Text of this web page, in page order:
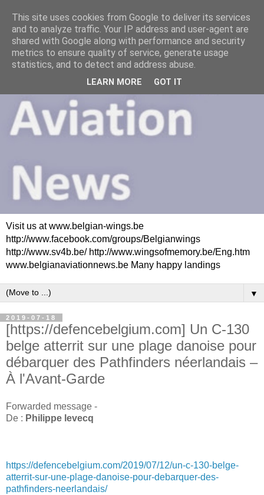
Visit us at www.belgian-wings.be
http://www.facebook.com/groups/Belgianwings
http://www.sv4b.be/ http://www.wingsofmemory.be/Eng.htm
www.belgianaviationnews.be Many happy landings
▼
2019-07-18
[https://defencebelgium.com] Un C-130
belge atterrit sur une plage danoise pour
débarquer des Pathfinders néerlandais –
À l'Avant-Garde
Forwarded message -
De : Philippe levecq
https://defencebelgium.com/2019/07/12/un-c-130-belge-
atterrit-sur-une-plage-danoise-pour-debarquer-des-
pathfinders-neerlandais/
This site uses cookies from Google to deliver its services
and to analyze traffic. Your IP address and user-agent are
shared with Google along with performance and security
metrics to ensure quality of service, generate usage
statistics, and to detect and address abuse.
LEARN MORE GOT IT